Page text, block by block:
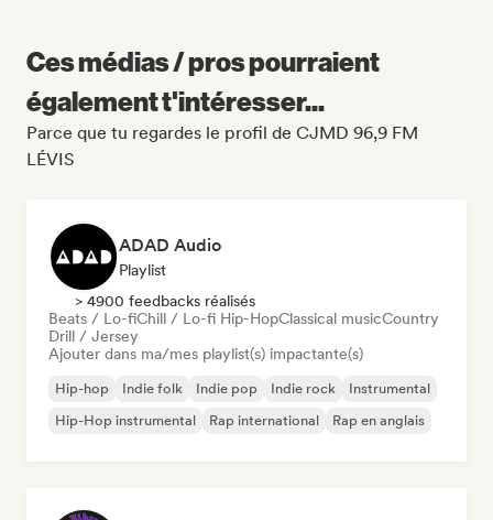
Ces médias / pros pourraient
également t'intéresser...
Parce que tu regardes le profil de CJMD 96,9 FM
LÉVIS
ADAD Audio
Playlist
> 4900 feedbacks réalisés
Beats / Lo-fiChill / Lo-fi Hip-HopClassical musicCountry
Drill / Jersey
Ajouter dans ma/mes playlist(s) impactante(s)
Hip-hop Indie folk Indie pop Indie rock
Instrumental
Hip-Hop instrumental
Rap international Rap en anglais